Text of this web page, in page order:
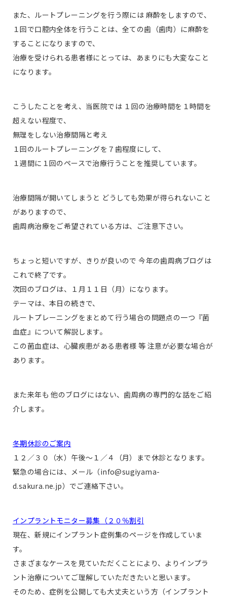
また、ルートプレーニングを行う際には 麻酔をしますので、
１回で口腔内全体を行うことは、全ての歯（歯肉）に麻酔を
することになりますので、
治療を受けられる患者様にとっては、あまりにも大変なこと
になります。
こうしたことを考え、当医院では １回の治療時間を１時間を
超えない程度で、
無理をしない治療間隔と考え
１回のルートプレーニングを７歯程度にして、
１週間に１回のペースで治療行うことを推奨しています。
治療間隔が開いてしまうと どうしても効果が得られないこと
がありますので、
歯周病治療をご希望されている方は、ご注意下さい。
ちょっと短いですが、きりが良いので 今年の歯周病ブログは
これで終了です。
次回のブログは、１月１１日（月）になります。
テーマは、本日の続きで、
ルートプレーニングをまとめて行う場合の問題点の一つ『菌
血症』について解説します。
この菌血症は、心臓疾患がある患者様 等 注意が必要な場合が
あります。
また来年も 他のブログにはない、歯周病の専門的な話をご紹
介します。
冬期休診のご案内
１２／３０（水）午後〜１／４（月）まで休診となります。
緊急の場合には、メール（info@sugiyama-
d.sakura.ne.jp）でご連絡下さい。
インプラントモニター募集（２０％割引
現在、新規にインプラント症例集のページを作成していま
す。
さまざまなケースを見ていただくことにより、よりインプラ
ント治療についてご理解していただきたいと思います。
そのため、症例を公開しても大丈夫という方（インプラント